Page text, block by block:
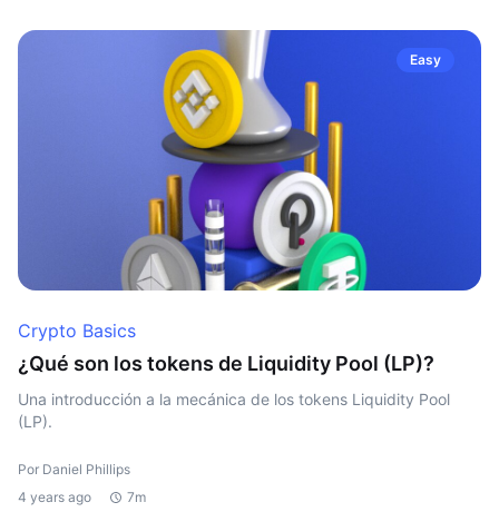
Easy
Crypto Basics
¿Qué son los tokens de Liquidity Pool (LP)?
Una introducción a la mecánica de los tokens Liquidity Pool
(LP).
Por Daniel Phillips
4 years ago
7m